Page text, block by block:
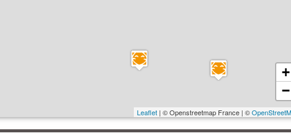
+
−
Leaflet| © Openstreetmap France | ©